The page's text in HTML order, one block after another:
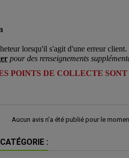
lorsqu'il s'agit d'une erreur client.
pour des renseignements
POINTS DE COLLECTE
Aucun avis n'a été publié pour le
: